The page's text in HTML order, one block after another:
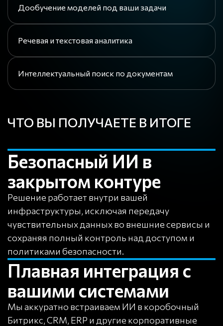
Дообучение моделей под ваши задачи
Речевая и текстовая аналитика
Интеллектуальный поиск по документам
ЧТО ВЫ ПОЛУЧАЕТЕ В ИТОГЕ
Безопасный ИИ в
закрытом контуре
Решение работает внутри вашей
инфраструктуры, исключая передачу
чувствительных данных во внешние сервисы и
сохраняя полный контроль над доступом и
политиками безопасности.
Плавная интеграция с
вашими системами
Мы аккуратно встраиваем ИИ в коробочный
Битрикс, CRM, ERP и другие корпоративные